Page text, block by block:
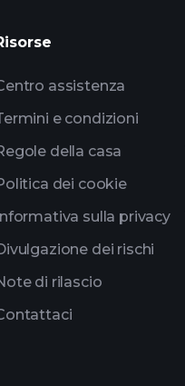
impulsados por IA
assistenza
e condizioni
della casa
dei cookie
sulla privacy
dei rischi
di rilascio